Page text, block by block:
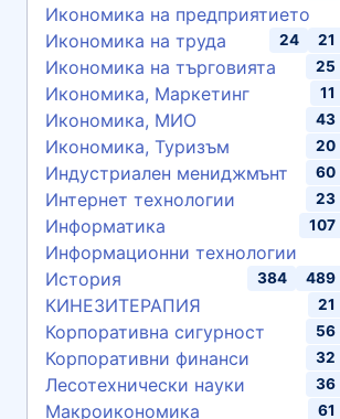
Икономика на предприятието
21
Икономика на труда 24
Икономика на търговията 25
Икономика, Маркетинг 11
Икономика, МИО 43
Икономика, Туризъм 20
Индустриален мениджмънт 60
Интернет технологии 23
Информатика 107
Информационни технологии
489
История 384
КИНЕЗИТЕРАПИЯ 21
Корпоративна сигурност 56
Корпоративни финанси 32
Лесотехнически науки 36
Макроикономика 61